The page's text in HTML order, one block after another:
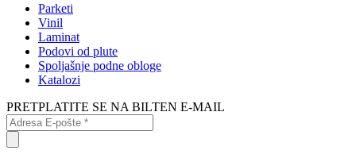
Parketi
Vinil
Laminat
Podovi od plute
Spoljašnje podne obloge
Katalozi
PRETPLATITE SE NA BILTEN E-MAIL